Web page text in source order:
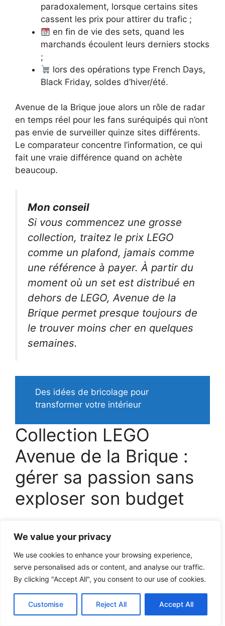
We value your privacy
We use cookies to enhance your browsing experience,
serve personalised ads or content, and analyse our traffic.
By clicking "Accept All", you consent to our use of cookies.
Customise Reject All Accept All
paradoxalement, lorsque certains sites
cassent les prix pour attirer du trafic ;
en fin de vie des sets, quand les
marchands écoulent leurs derniers stocks
;
lors des opérations type French Days,
Black Friday, soldes d’hiver/été.
Avenue de la Brique joue alors un rôle de radar
en temps réel pour les fans suréquipés qui n’ont
pas envie de surveiller quinze sites différents.
Le comparateur concentre l’information, ce qui
fait une vraie différence quand on achète
beaucoup.
Mon conseil
Si vous commencez une grosse
collection, traitez le prix LEGO
comme un plafond, jamais comme
une référence à payer. À partir du
moment où un set est distribué en
dehors de LEGO, Avenue de la
Brique permet presque toujours de
le trouver moins cher en quelques
semaines.
Des idées de bricolage pour
transformer votre intérieur
Collection LEGO
Avenue de la Brique :
gérer sa passion sans
exploser son budget
Brique ne désigne pas une gamme officielle,
mais la manière dont les fans utilisent le
comparateur pour structurer leurs achats. Le
site devient un tableau de bord pour prioriser,
réalités financières.